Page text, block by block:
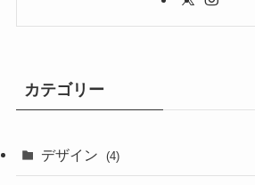
カテゴリー
デザイン (4)